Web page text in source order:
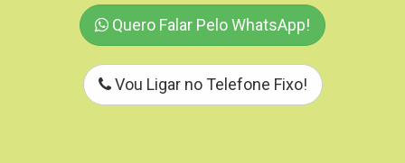
Quero Falar Pelo WhatsApp!
Vou Ligar no Telefone Fixo!